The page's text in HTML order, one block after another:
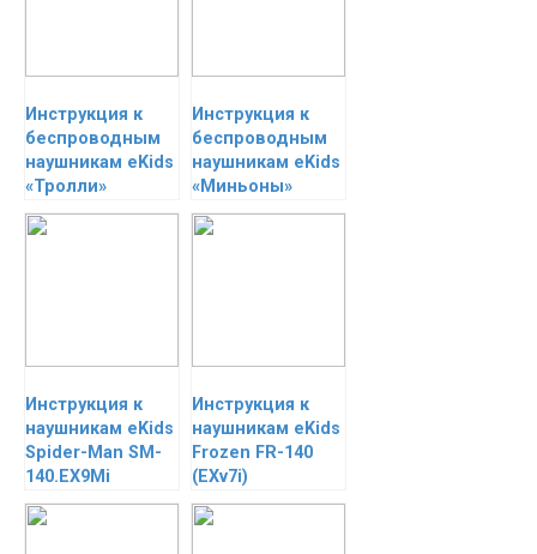
Инструкция к
беспроводным
наушникам eKids
«Тролли»
Инструкция к
беспроводным
наушникам eKids
«Миньоны»
Инструкция к
наушникам eKids
Spider-Man SM-
140.EX9Mi
Инструкция к
наушникам eKids
Frozen FR-140
(EXv7i)